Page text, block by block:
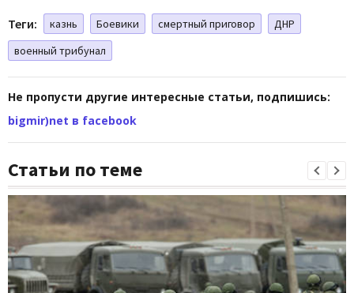
Теги: казнь Боевики смертный приговор
ДНР
военный трибунал
Не пропусти другие интересные статьи, подпишись:
bigmir)net в facebook
Статьи по теме